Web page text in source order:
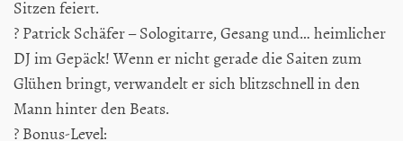
Sitzen feiert.
? Patrick Schäfer – Sologitarre, Gesang und… heimlicher
DJ im Gepäck! Wenn er nicht gerade die Saiten zum
Glühen bringt, verwandelt er sich blitzschnell in den
Mann hinter den Beats.
? Bonus-Level: